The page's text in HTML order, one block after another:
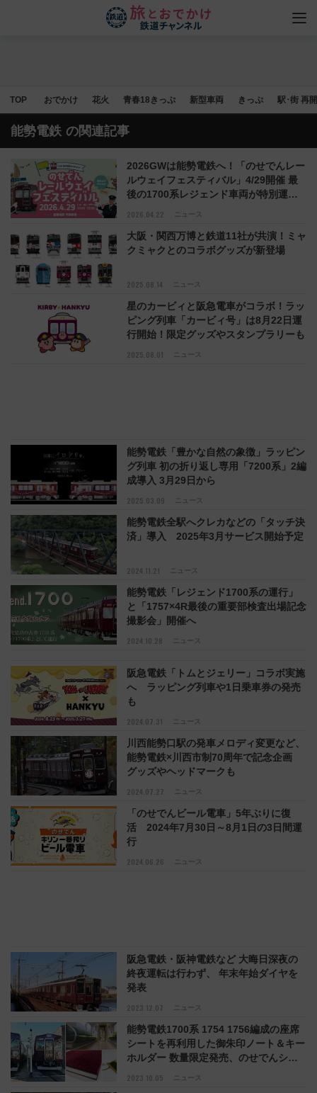
TOP おでかけ 花火 青春18きっぷ 新型車両 きっぷ 駅･街 再
能勢電鉄 の関連記事
2026.04.22 ニュース
2026GWは能勢電鉄へ！「のせでんレー
ルウェイフェスティバル」4/29開催 最
後の1700系レジェンド車両が特別運行
2025.08.14 ニュース
大阪・関西万博と鉄道11社が共演！ミャ
クミャクとのコラボグッズが新登場
2025.08.01 ニュース
星のカービィと阪急電車がコラボ！ラッ
ピング列車「カービィ号」は8月22日運
行開始！限定グッズやスタンプラリーも
2025.03.09 ニュース
能勢電鉄「豊かな自然の象徴」ラッピン
グ列車 初の折り返し専用「7200系」2編
成導入 3月29日から
2024.11.21 ニュース
能勢電鉄全駅へクレカなどの「タッチ決
済」導入 2025年3月サービス開始予定
2024.10.28 ニュース
能勢電鉄「レジェンド1700系の運行」
と「1757×4R最後の重要部検査出場記念
撮影会」開催へ
2024.07.31 ニュース
阪急電鉄「トムとジェリー」コラボ実施
へ ラッピング列車や1日乗車券の発売
も
2024.07.27 ニュース
川西能勢口駅の発車メロディ変更など、
能勢電鉄×川西市制70周年で記念企画
グッズやヘッドマークも
2024.06.26 ニュース
「のせでんビール電車」5年ぶりに復
活 2024年7月30日～8月1日の3日間運
行
2023.12.07 ニュース
阪急電鉄・阪神電鉄など 大晦日深夜の
終夜運転は行わず、 年末年始ダイヤを
発表
2023.10.05 ニュース
能勢電鉄1700系 1754 1756編成の座席
シートを再利用した御朱印ノート＆キー
ホルダー 数量限定発売、のせでんショ